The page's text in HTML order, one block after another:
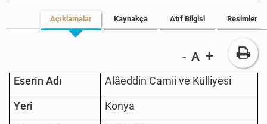
Açıklamalar Kaynakça Atıf Bilgisi Resimler
- A +
Eserin Adı
Alâeddin Camii ve Külliyesi
Yeri
Konya